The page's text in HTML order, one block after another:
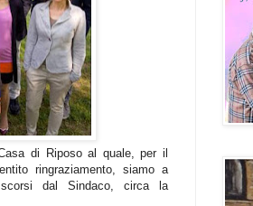
di Riposo al quale, per il
ringraziamento, siamo a
dal Sindaco, circa la